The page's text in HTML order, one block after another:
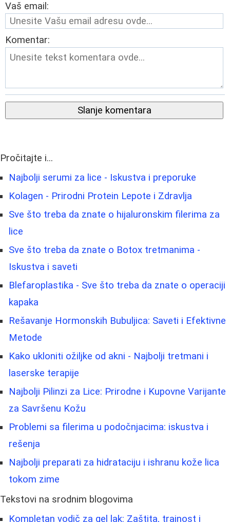
Vaš email:
Komentar:
Slanje komentara
Pročitajte i...
Najbolji serumi za lice - Iskustva i preporuke
Kolagen - Prirodni Protein Lepote i Zdravlja
Sve što treba da znate o hijaluronskim filerima za
lice
Sve što treba da znate o Botox tretmanima -
Iskustva i saveti
Blefaroplastika - Sve što treba da znate o operaciji
kapaka
Rešavanje Hormonskih Bubuljica: Saveti i Efektivne
Metode
Kako ukloniti ožiljke od akni - Najbolji tretmani i
laserske terapije
Najbolji Pilinzi za Lice: Prirodne i Kupovne Varijante
za Savršenu Kožu
Problemi sa filerima u podočnjacima: iskustva i
rešenja
Najbolji preparati za hidrataciju i ishranu kože lica
tokom zime
Tekstovi na srodnim blogovima
Kompletan vodič za gel lak: Zaštita, trajnost i